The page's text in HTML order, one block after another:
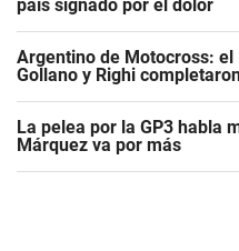
país signado por el dolor
Argentino de Motocross:
Gollano y Righi
La pelea por la GP3 habla
Márquez va por más